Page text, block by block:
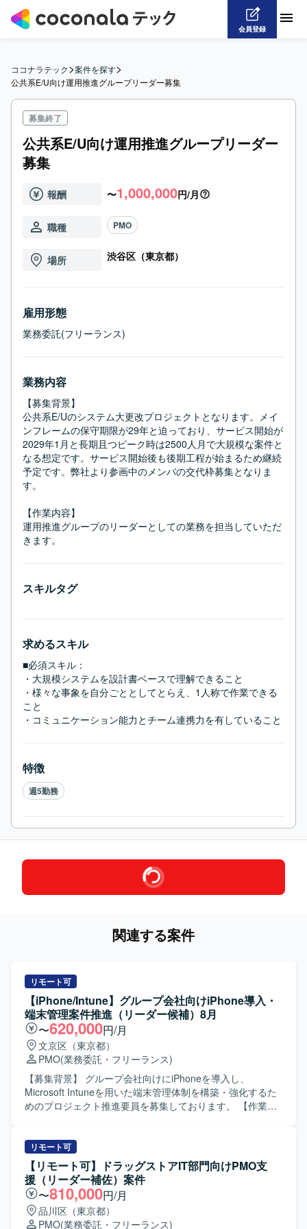
会員登録
ココナラテック>案件を探す>
公共系E/U向け運用推進グループリーダー募集
募集終了
公共系E/U向け運用推進グループリーダー
募集
報酬 〜1,000,000円/月
職種 PMO
場所 渋谷区（東京都）
雇用形態
業務委託(フリーランス)
業務内容
【募集背景】
公共系E/Uのシステム大更改プロジェクトとなります。メイ
ンフレームの保守期限が29年と迫っており、サービス開始が
2029年1月と長期且つピーク時は2500人月で大規模な案件と
なる想定です。サービス開始後も後期工程が始まるため継続
予定です。弊社より参画中のメンバの交代枠募集となりま
す。
【作業内容】
運用推進グループのリーダーとしての業務を担当していただ
きます。
スキルタグ
求めるスキル
■必須スキル：
・大規模システムを設計書ベースで理解できること
・様々な事象を自分ごととしてとらえ、1人称で作業できる
こと
・コミュニケーション能力とチーム連携力を有していること
特徴
週5勤務
関連する案件
リモート可
【iPhone/Intune】グループ会社向けiPhone導入・
端末管理案件推進（リーダー候補）8月
〜620,000円/月
文京区（東京都）
PMO(業務委託・フリーランス)
【募集背景】 グループ会社向けにiPhoneを導入し、
Microsoft Intuneを用いた端末管理体制を構築・強化するた
めのプロジェクト推進要員を募集しております。 【作業内
と進行管理、関係者との調整を行いながら、Microsoft
Intuneを利用したiPhone端末管理（デバイス登録、構成プ
ロファイルやポリシー設定、アプリ配布、セキュリティ設
定の検討・反映）を実施していただきます。また、iPhone
配賦に伴う業務設計・手順整理、配賦フローや初期設定手
順、運用ルールの整備もお任せします。ユーザーからの端
リモート可
【リモート可】ドラッグストアIT部門向けPMO支
援（リーダー補佐）案件
〜810,000円/月
品川区（東京都）
PMO(業務委託・フリーランス)